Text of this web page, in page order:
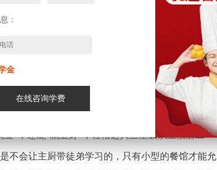
大师都有自己的“看家本领”，而学校就是博采众
傅带徒弟”培养模式的学习者无疑只能接受“一家之
对于自身的成长与发展有抑制作用。
是否能就业？是否好就业？事实上，职业培训就
培训机构，多年来与全国近万家大中型餐饮机构有
”，还能“就业好”，轻松进入三星级以上酒店工
不会让主厨带徒弟学习的，只有小型的餐馆才能允
：
金
在线咨询学费